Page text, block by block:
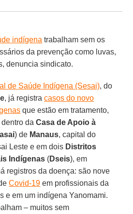
indígena trabalham sem os
da prevenção como luvas,
denuncia sindicato.
de Saúde Indígena (Sesai), do
, já registracasos do novo
que estão em tratamento,
dentro daCasa de Apoio à
) de Manaus, capital do
Leste e em dois Distritos
Indígenas (Dseis), em
registros da doença: são nove
Covid-19 em profissionais da
e em um indígena Yanomami.
– muitos sem